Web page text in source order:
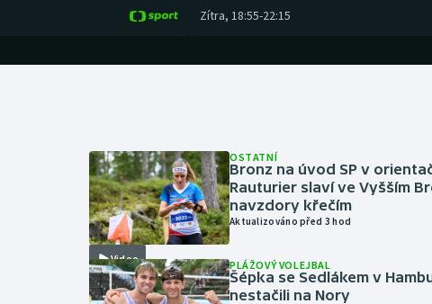
Zítra, 18:55-22:15
Video
OSTATNÍ
Bronz na úvod SP v
Rauturier slaví ve Vyšším
navzdory křečím
Aktualizováno před 3 hod
PLÁŽOVÝ VOLEJBAL
Šépka se Sedlákem v
nestačili na Nory